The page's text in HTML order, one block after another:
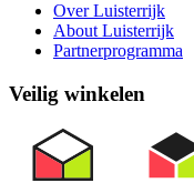
Over Luisterrijk
About Luisterrijk
Partnerprogramma
Veilig winkelen